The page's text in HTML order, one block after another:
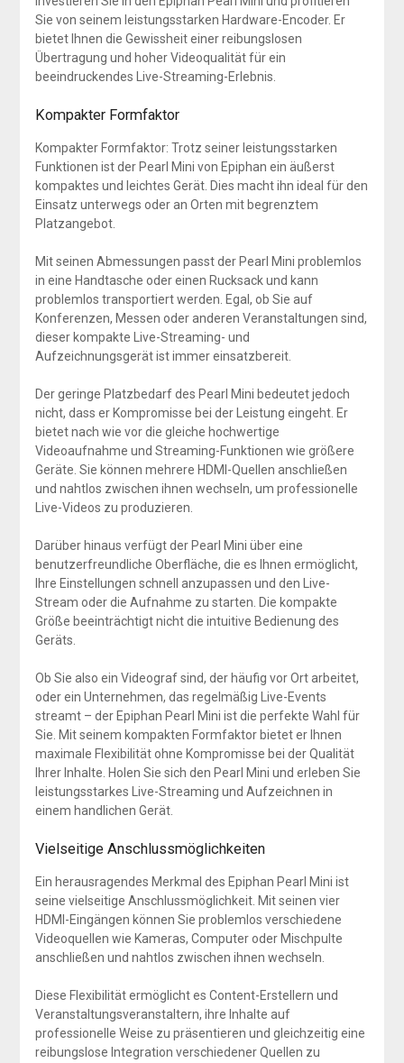
Sie von seinem leistungsstarken Hardware-Encoder. Er
bietet Ihnen die Gewissheit einer reibungslosen
Übertragung und hoher Videoqualität für ein
beeindruckendes Live-Streaming-Erlebnis.
Kompakter Formfaktor
Kompakter Formfaktor: Trotz seiner leistungsstarken
Funktionen ist der Pearl Mini von Epiphan ein äußerst
kompaktes und leichtes Gerät. Dies macht ihn ideal für den
Einsatz unterwegs oder an Orten mit begrenztem
Platzangebot.
Mit seinen Abmessungen passt der Pearl Mini problemlos
in eine Handtasche oder einen Rucksack und kann
problemlos transportiert werden. Egal, ob Sie auf
Konferenzen, Messen oder anderen Veranstaltungen sind,
dieser kompakte Live-Streaming- und
Aufzeichnungsgerät ist immer einsatzbereit.
Der geringe Platzbedarf des Pearl Mini bedeutet jedoch
nicht, dass er Kompromisse bei der Leistung eingeht. Er
bietet nach wie vor die gleiche hochwertige
Videoaufnahme und Streaming-Funktionen wie größere
Geräte. Sie können mehrere HDMI-Quellen anschließen
und nahtlos zwischen ihnen wechseln, um professionelle
Live-Videos zu produzieren.
Darüber hinaus verfügt der Pearl Mini über eine
benutzerfreundliche Oberfläche, die es Ihnen ermöglicht,
Ihre Einstellungen schnell anzupassen und den Live-
Stream oder die Aufnahme zu starten. Die kompakte
Größe beeinträchtigt nicht die intuitive Bedienung des
Geräts.
Ob Sie also ein Videograf sind, der häufig vor Ort arbeitet,
oder ein Unternehmen, das regelmäßig Live-Events
streamt – der Epiphan Pearl Mini ist die perfekte Wahl für
Sie. Mit seinem kompakten Formfaktor bietet er Ihnen
maximale Flexibilität ohne Kompromisse bei der Qualität
Ihrer Inhalte. Holen Sie sich den Pearl Mini und erleben Sie
leistungsstarkes Live-Streaming und Aufzeichnen in
einem handlichen Gerät.
Vielseitige Anschlussmöglichkeiten
Ein herausragendes Merkmal des Epiphan Pearl Mini ist
seine vielseitige Anschlussmöglichkeit. Mit seinen vier
HDMI-Eingängen können Sie problemlos verschiedene
Videoquellen wie Kameras, Computer oder Mischpulte
anschließen und nahtlos zwischen ihnen wechseln.
Diese Flexibilität ermöglicht es Content-Erstellern und
Veranstaltungsveranstaltern, ihre Inhalte auf
professionelle Weise zu präsentieren und gleichzeitig eine
reibungslose Integration verschiedener Quellen zu